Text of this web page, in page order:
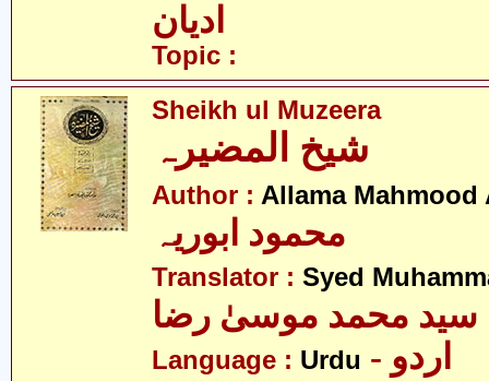
ادیان
Topic :
Sheikh ul Muzeera
شیخ المضیرہ
Author : Allama Mahmood
محمود ابوریہ
Translator : Syed
سید محمد موسیٰ رضا
Language : Urdu - اردو